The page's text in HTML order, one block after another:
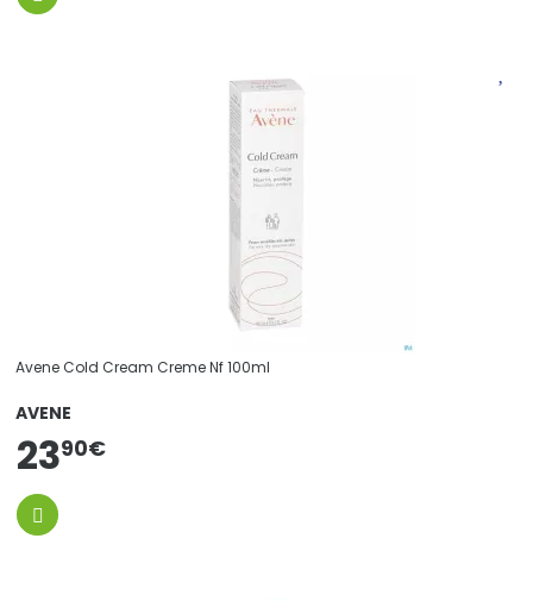
Avene Cold Cream Creme Nf 100ml
AVENE
2390€